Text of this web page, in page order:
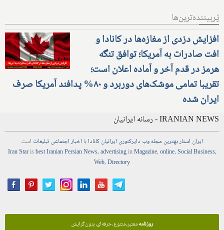
پُربیننده‌ترین‌ها
افزایش دزدی از مغازه‌ها در کانادا و
افت صادرات به آمریکا؛ توافق تنگه
هرمز در قدم آخر و آماده اعلان است؛
تقریبا تمامی موشک‌های دوربرد و ۸۰% پدافند آمریکا صرف
ایران شده
IRANIAN NEWS - رسانه ایرانیان
ایران استاربهترین مجلهوب دایرکتوری ایرانیان کانادابا اخباراجتماعیتبلیغات است
Iran Starisbest Iranian PersianNews,advertisinginMagazine,online,Social Business,
Web,Directory
روزنامهمعتبر، متنوع، حرفه‌ای، بدون گرایش